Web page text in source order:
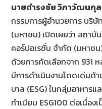
นายดำรงชัย วิภาวัฒนกุล
กรรมการผู้อำนวยการ บริษั
(มหาชน) เปิดเผยว่า สถา
คอร์ปอเรชั่น จำกัด (มหาช
ด้วยการคัดเลือกจาก 931
มีการดำเนินงานโดดเด่นด้
บาล (ESG) ในกลุ่มอาหารแ
ทำเนียบ ESG100 ต่อเนื่อง